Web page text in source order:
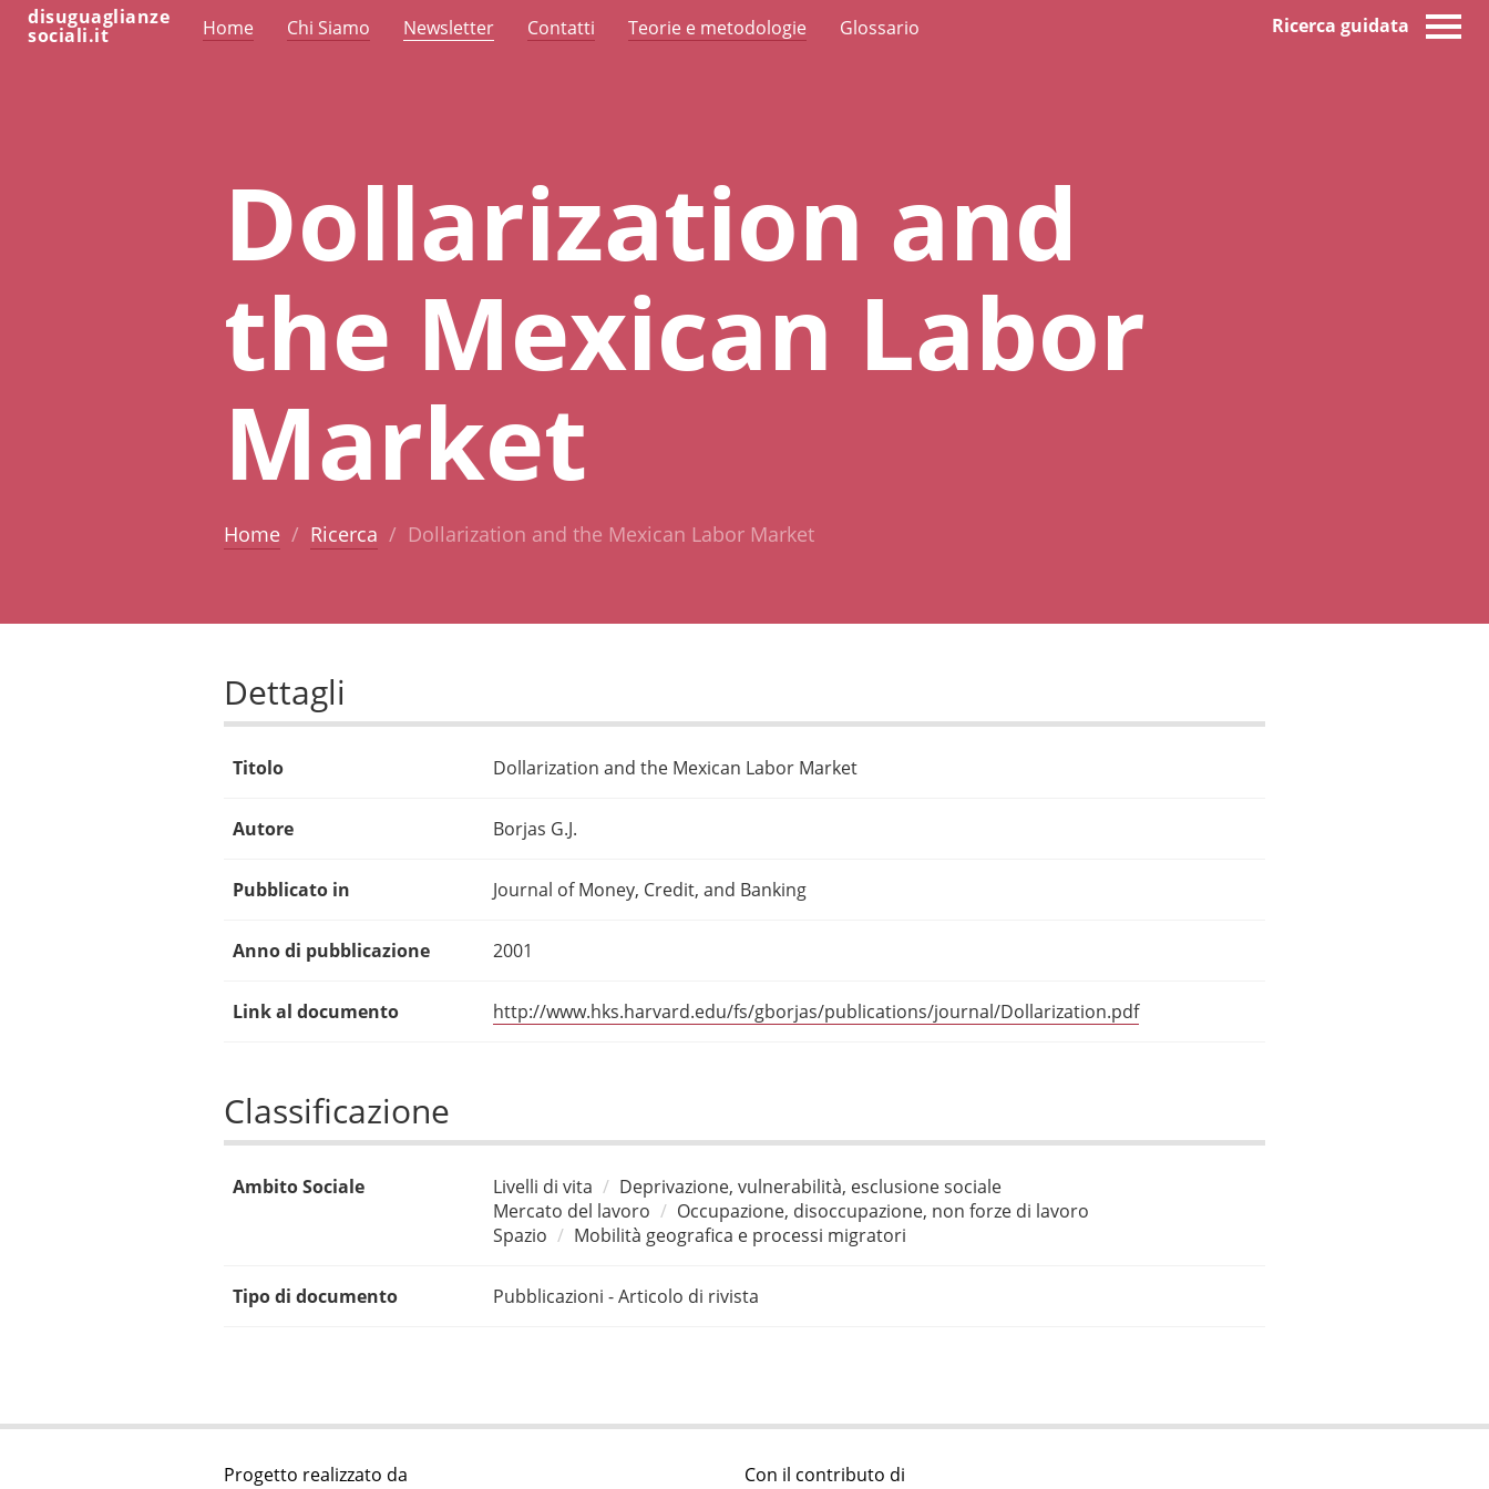
disuguaglianze
sociali.it Home Chi Siamo Newsletter Contatti Teorie e metodologie Glossario Ricerca guidata
Dollarization and
the Mexican Labor
Market
Home Ricerca Dollarization and the Mexican Labor Market
Dettagli
Titolo Dollarization and the Mexican Labor Market
Autore Borjas G.J.
Pubblicato in Journal of Money, Credit, and Banking
Anno di pubblicazione 2001
Link al documento http://www.hks.harvard.edu/fs/gborjas/publications/journal/Dollarization.pdf
Classificazione
Ambito Sociale Livelli di vita
Deprivazione, vulnerabilità, esclusione sociale
Mercato del lavoro
Occupazione, disoccupazione, non forze di lavoro
Spazio
Mobilità geografica e processi migratori
Tipo di documento Pubblicazioni - Articolo di rivista
Progetto realizzato da Con il contributo di